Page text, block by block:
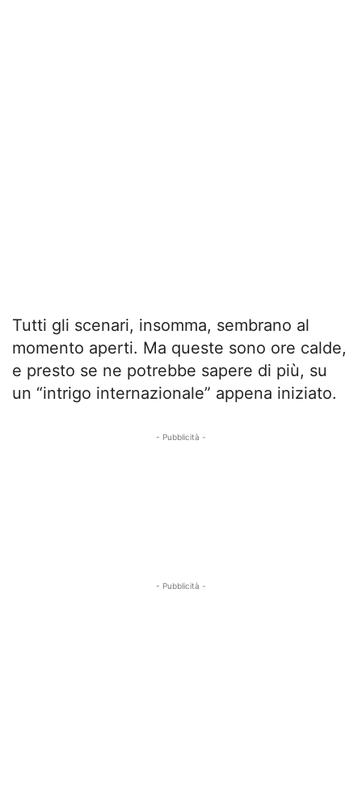
Tutti gli scenari, insomma, sembrano al
momento aperti. Ma queste sono ore calde,
e presto se ne potrebbe sapere di più, su
un “intrigo internazionale” appena iniziato.
- Pubblicità -
- Pubblicità -